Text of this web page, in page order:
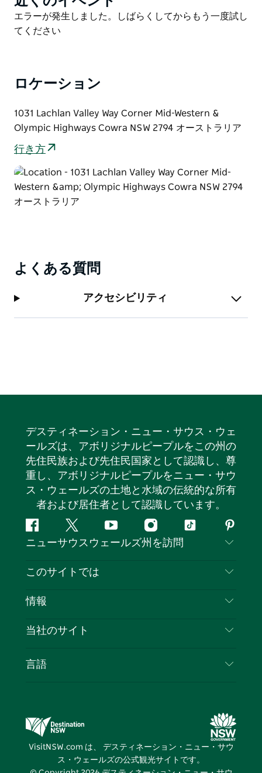
す。
コテージのプライベートな立地は、自然との特別な繋が
りを実感させてくれます。周囲の庭園、色とりどりの多
元の料理を味わい、自炊式の宿泊施設で快適な滞在をお
うにくつろげるよう設計されています。ベランダに腰掛
け、地元のワインを味わいながら、オレンジ色に染まる
を過ごすと、まるで別世界にいるかのような自然との一
体感を味わえます。滞在中は、庭園や周囲300エーカー
の敷地を自由に散策し、完全な自由を満喫してくださ
List
Product
List
エラーが発生しました。しばらくしてからもう一度試し
てください
ロケーション
1031 Lachlan Valley Way Corner Mid-Western &
Olympic Highways Cowra NSW 2794 オーストラリア
行き方
よくある質問
アクセシビリティ
デスティネーション・ニュー・サウス・ウェ
ールズは、アボリジナルピープルをこの州の
先住民族および先住民国家として認識し、尊
重し、アボリジナルピープルをニュー・サウ
ス・ウェールズの土地と水域の伝統的な所有
者および居住者として認識しています。
フ
ェ
ス
ッ
ツ
イ
タ
ユ
ー
イ
ン
テ
ピ
ン
レ
ト
ニューサウスウェールズ州を訪問
お問い合わせ
クッキーに関する通知
このサイトでは
目的地
イベント
情報
旅行情報
NSWでのビジネス
当社のサイト
デスティネーション・ニュー・サウス・ウェール
ズメディアセンター
ビビッド・シドニー
言語
VisitNSW.com は、 デスティネーション・ニュー・サウ
ス・ウェールズの公式観光サイトです。